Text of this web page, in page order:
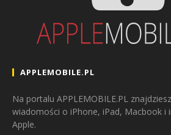
APPLEMOBILE.PL
Na portalu APPLEMOBILE.PL
wiadomości o iPhone, iPad, Macbook i
Apple.